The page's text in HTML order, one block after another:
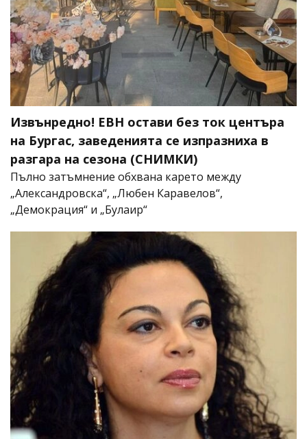
Извънредно! ЕВН остави без ток центъра
на Бургас, заведенията се изпразниха в
разгара на сезона (СНИМКИ)
Пълно затъмнение обхвана карето между
„Александровска“, „Любен Каравелов“,
„Демокрация“ и „Булаир“